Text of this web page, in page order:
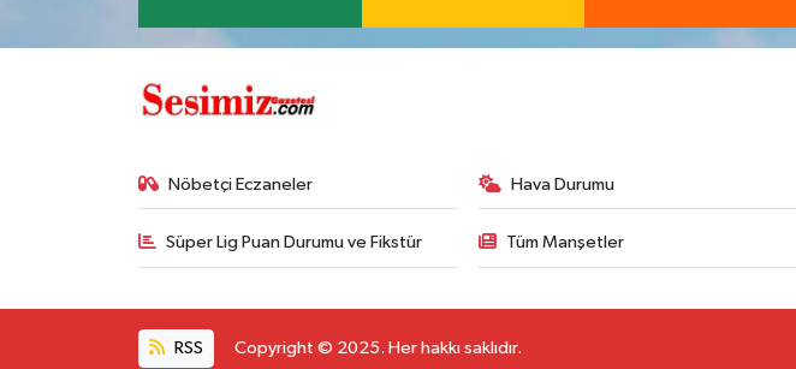
Nöbetçi Eczaneler Hava Durumu
Süper Lig Puan Durumu ve Fikstür Tüm Manşetler
RSS Copyright © 2025. Her hakkı saklıdır.